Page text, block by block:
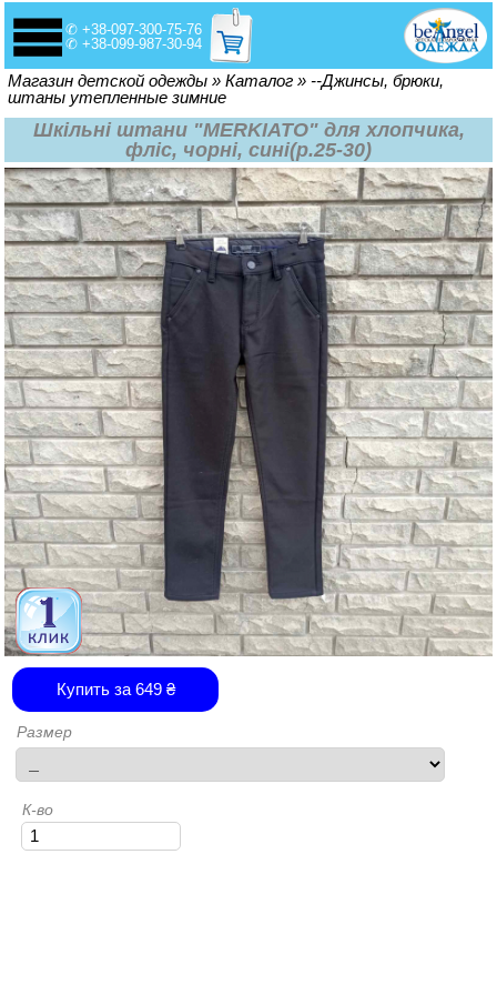
✆ +38-097-300-75-76
✆ +38-099-987-30-94
Вы здесь
Магазин детской одежды » Каталог » --Джинсы, брюки,
штаны утепленные зимние
Шкільні штани "MERKIATO" для хлопчика,
фліс, чорні, сині(р.25-30)
Купить за 649₴
Размер
К-во